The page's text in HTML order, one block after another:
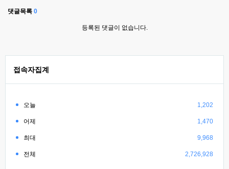
댓글목록 0
등록된 댓글이 없습니다.
접속자집계
오늘 1,202
어제 1,470
최대 9,968
전체 2,726,928